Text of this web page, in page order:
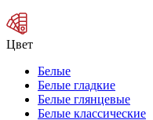
Цвет
Белые
Белые гладкие
Белые глянцевые
Белые классические